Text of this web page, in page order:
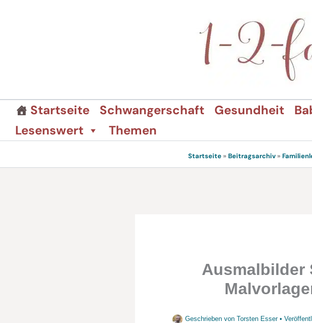
Startseite Schwangerschaft Gesundheit
Lesenswert
Themen
Startseite » Beitragsarchiv »
Ausmalbilder
Geschrieben von Torsten Esser •